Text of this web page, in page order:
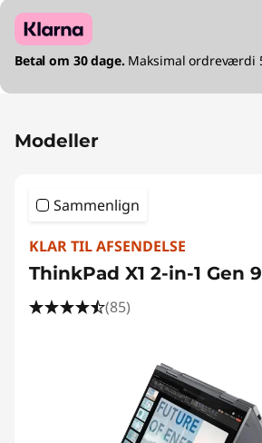
Betal om 30 dage. Maksimal ordreværdi
Modeller
Sammenlign
KLAR TIL AFSENDELSE
ThinkPad X1 2-in-1 Gen 9
(85)